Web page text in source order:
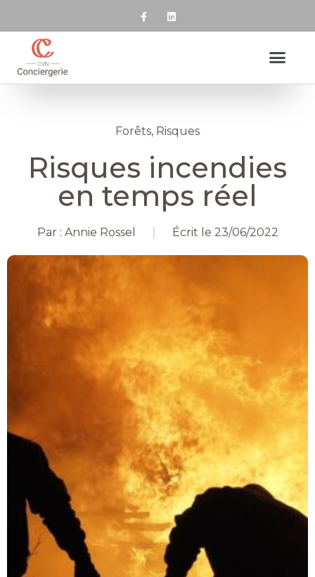
Forêts, Risques
Risques incendies
en temps réel
Par : Annie Rossel Écrit le 23/06/2022